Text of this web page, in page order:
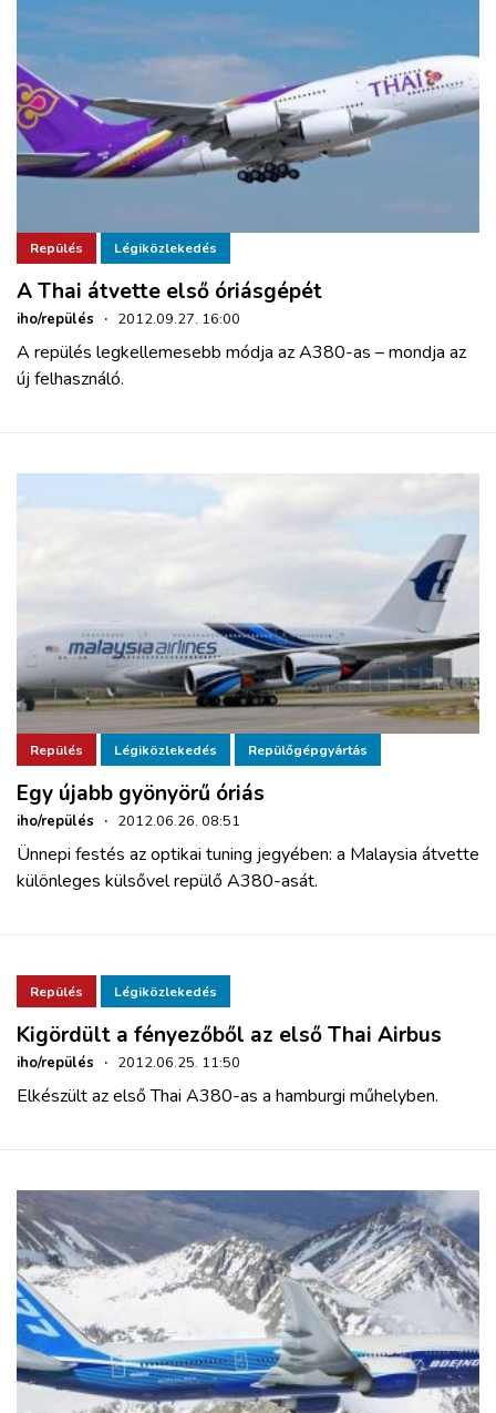
Repülés Légiközlekedés
A Thai átvette első óriásgépét
iho/repülés · 2012.09.27. 16:00
A repülés legkellemesebb módja az A380-as – mondja az
új felhasználó.
Repülés Légiközlekedés Repülőgépgyártás
Egy újabb gyönyörű óriás
iho/repülés · 2012.06.26. 08:51
Ünnepi festés az optikai tuning jegyében: a Malaysia átvette
különleges külsővel repülő A380-asát.
Repülés Légiközlekedés
Kigördült a fényezőből az első Thai Airbus
iho/repülés · 2012.06.25. 11:50
Elkészült az első Thai A380-as a hamburgi műhelyben.